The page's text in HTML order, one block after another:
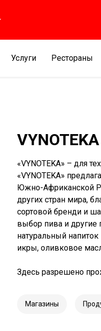
Услуги Рестораны
VYNOTEKA
«VYNOTEKA» – для
«VYNOTEKA»
Южно-Африканской
других стран мира,
сортовой бренди и
выбор пива и другие
натуральный
икры, оливковое
Здесь разрешено
Магазины